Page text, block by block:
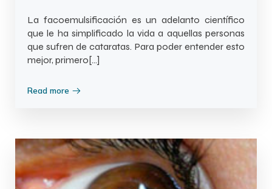
La facoemulsificación es un adelanto científico
que le ha simplificado la vida a aquellas personas
que sufren de cataratas. Para poder entender esto
mejor, primero[…]
Read more